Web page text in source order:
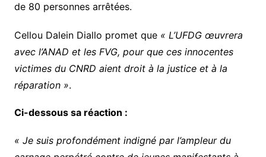
de 80 personnes arrêtées.
Cellou Dalein Diallo promet que « L’UFDG œuvrera
avec l’ANAD et les FVG, pour que ces innocentes
victimes du CNRD aient droit à la justice et à la
réparation ».
Ci-dessous sa réaction :
« Je suis profondément indigné par l’ampleur du